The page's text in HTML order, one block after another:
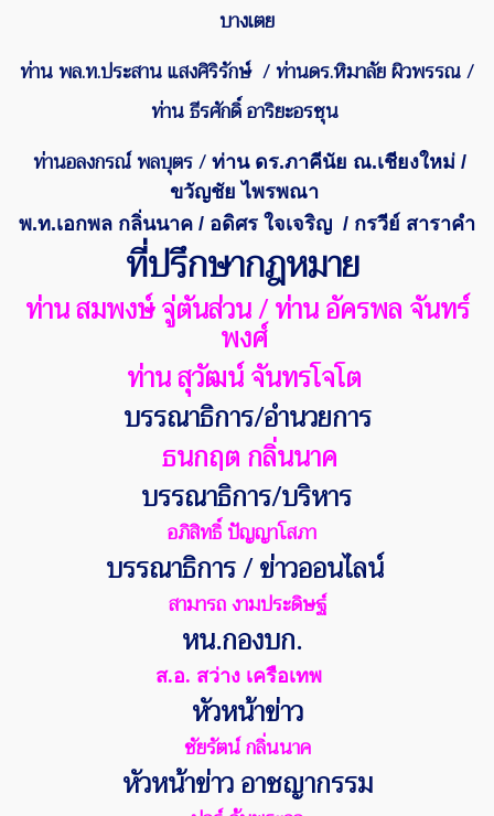
บางเตย
ท่าน พล.ท.ประสาน แสงศิริรักษ์ / ท่านดร.หิมาลัย ผิวพรรณ /
ท่านธีรศักดิ์ อาริยะอรชุน
ท่านอลงกรณ์ พลบุตร / ท่าน ดร.ภาคีนัย ณ.เชียงใหม่ /
ขวัญชัย ไพรพณา
พ.ท.เอกพล กลิ่นนาค / อดิศร ใจเจริญ / กรวีย์ สาราคำ
ที่ปรึกษากฎหมาย
ท่าน สมพงษ์ จู่ตันส่วน / ท่าน อัครพล จันทร์
พงศ์
ท่าน สุวัฒน์ จันทรโจโต
บรรณาธิการ/อำนวยการ
ธนกฤต กลิ่นนาค
บรรณาธิการ/บริหาร
อภิสิทธิ์ ปัญญาโสภา
บรรณาธิการ / ข่าวออนไลน์
สามารถ งามประดิษฐ์
หน.กองบก.
ส.อ. สว่าง เครือเทพ
หัวหน้าข่าว
ชัยรัตน์ กลิ่นนาค
หัวหน้าข่าว อาชญากรรม